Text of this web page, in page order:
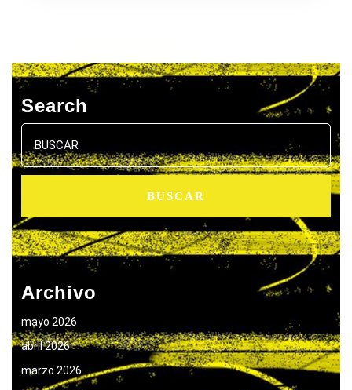
Search
Buscar:
Archivo
mayo 2026
abril 2026
marzo 2026